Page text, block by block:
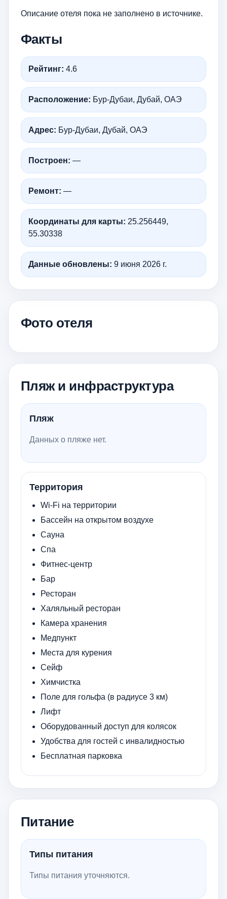
Описание отеля пока не заполнено в источнике.
Факты
Рейтинг: 4.6
Расположение: Бур-Дубаи, Дубай, ОАЭ
Адрес: Бур-Дубаи, Дубай, ОАЭ
Построен: —
Ремонт: —
Координаты для карты: 25.256449,
55.30338
Данные обновлены: 9 июня 2026 г.
Фото отеля
Пляж и инфраструктура
Пляж
Данных о пляже нет.
Территория
Wi-Fi на территории
Бассейн на открытом воздухе
Сауна
Спа
Фитнес-центр
Бар
Ресторан
Халяльный ресторан
Камера хранения
Медпункт
Места для курения
Сейф
Химчистка
Поле для гольфа (в радиусе 3 км)
Лифт
Оборудованный доступ для колясок
Удобства для гостей с инвалидностью
Бесплатная парковка
Питание
Типы питания
Типы питания уточняются.